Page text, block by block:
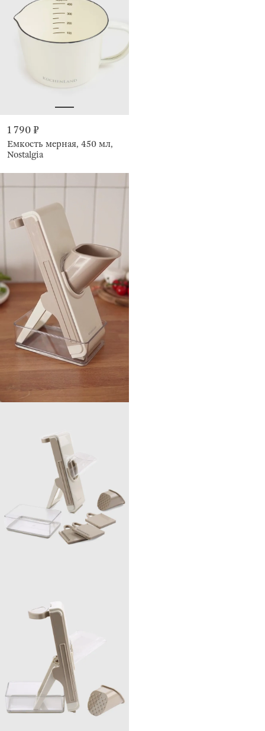
1 790 ₽
Емкость мерная, 450 мл,
Nostalgia